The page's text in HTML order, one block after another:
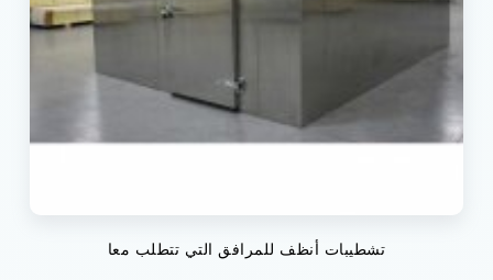
تشطيبات أنظف للمرافق التي تتطلب معا